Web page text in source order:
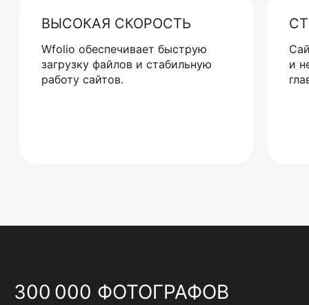
ВЫСОКАЯ СКОРОСТЬ
Wfolio обеспечивает быструю
загрузку файлов и стабильную
работу сайтов.
и
300 000 ФОТОГРАФОВ